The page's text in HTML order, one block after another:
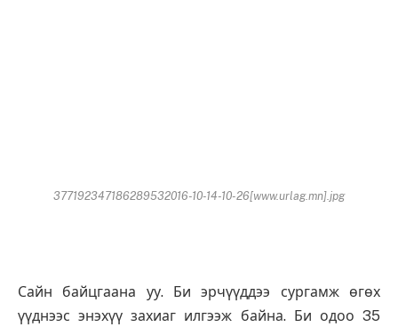
377192347186289532016-10-14-10-26[www.urlag.mn].jpg
Сайн байцгаана уу. Би эрчүүддээ сургамж өгөх
үүднээс энэхүү захиаг илгээж байна. Би одоо 35